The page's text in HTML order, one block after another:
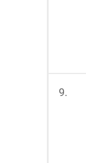
9.